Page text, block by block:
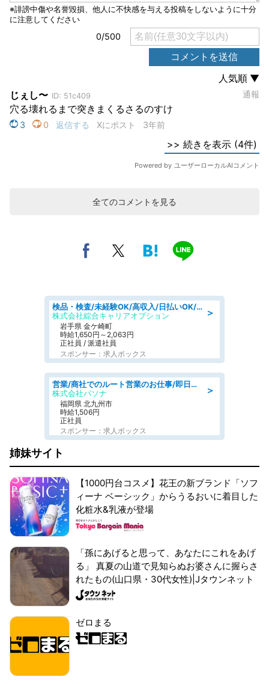
全てのコメントを見る
＞
検品・検査/未経験OK/高収入/日払いOK/交替制/20・30・40代活躍中
株式会社綜合キャリアオプション
岩手県 金ケ崎町
時給1,650円～2,063円
正社員 / 派遣社員
スポンサー：求人ボックス
＞
営業/商社でのルート営業のお仕事/即日勤務可/車通勤可/営業
株式会社パソナ
福岡県 北九州市
時給1,506円
正社員
スポンサー：求人ボックス
姉妹サイト
【1000円台コスメ】花王の新ブランド「ソフ
ィーナ ベーシック」からうるおいに着目した
化粧水&乳液が登場
「孫にあげると思って、あなたにこれをあげ
る」 真夏の山道で見知らぬお婆さんに握らさ
れたもの(山口県・30代女性)|Jタウンネット
ゼロまる